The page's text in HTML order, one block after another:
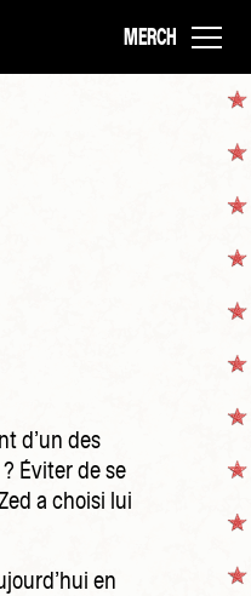
MERCH
d’un des
Éviter de se
a choisi lui
en